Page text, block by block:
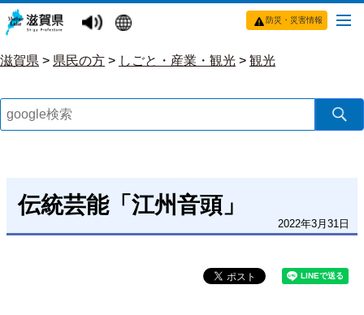
防災・災害情報
滋賀県 > 県民の方 > しごと・産業・観光 > 観光
伝統芸能「江州音頭」
2022年3月31日